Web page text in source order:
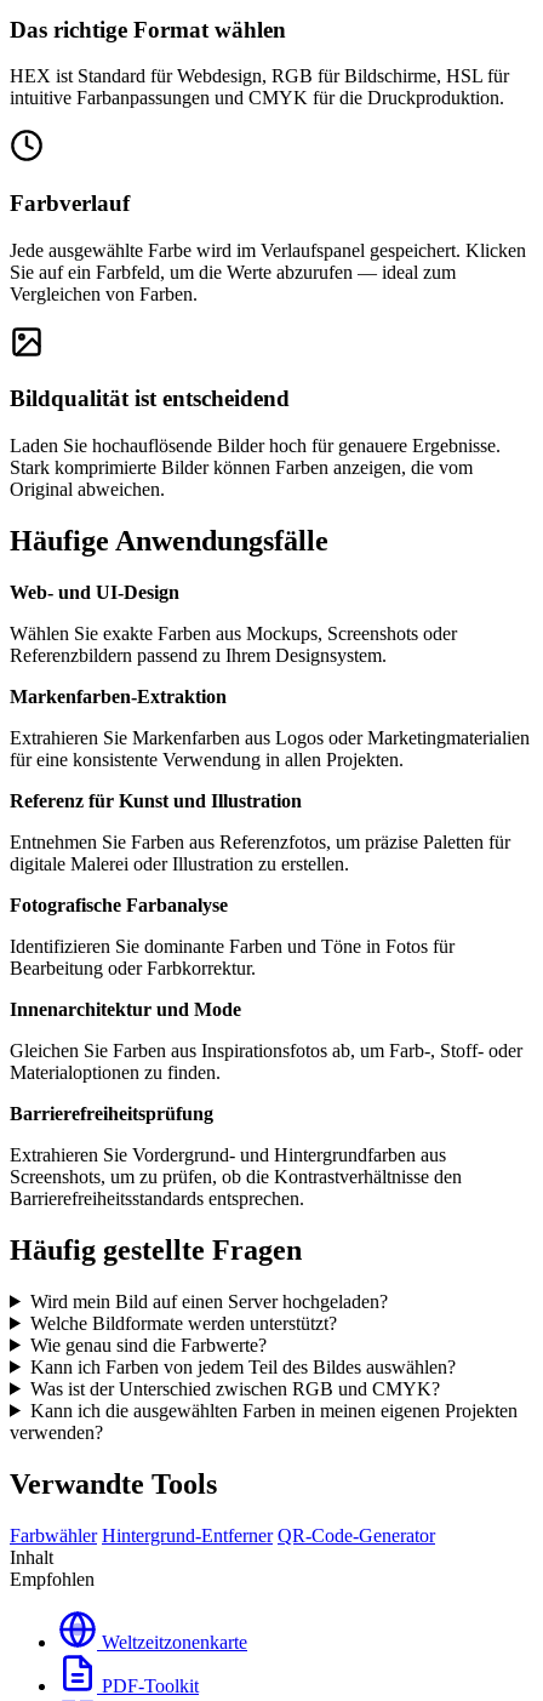
Das richtige Format wählen
HEX ist Standard für Webdesign, RGB für Bildschirme, HSL für
intuitive Farbanpassungen und CMYK für die Druckproduktion.
Farbverlauf
Jede ausgewählte Farbe wird im Verlaufspanel gespeichert. Klicken
Sie auf ein Farbfeld, um die Werte abzurufen — ideal zum
Vergleichen von Farben.
Bildqualität ist entscheidend
Laden Sie hochauflösende Bilder hoch für genauere Ergebnisse.
Stark komprimierte Bilder können Farben anzeigen, die vom
Original abweichen.
Häufige Anwendungsfälle
Web- und UI-Design
Wählen Sie exakte Farben aus Mockups, Screenshots oder
Referenzbildern passend zu Ihrem Designsystem.
Markenfarben-Extraktion
Extrahieren Sie Markenfarben aus Logos oder Marketingmaterialien
für eine konsistente Verwendung in allen Projekten.
Referenz für Kunst und Illustration
Entnehmen Sie Farben aus Referenzfotos, um präzise Paletten für
digitale Malerei oder Illustration zu erstellen.
Fotografische Farbanalyse
Identifizieren Sie dominante Farben und Töne in Fotos für
Bearbeitung oder Farbkorrektur.
Innenarchitektur und Mode
Gleichen Sie Farben aus Inspirationsfotos ab, um Farb-, Stoff- oder
Materialoptionen zu finden.
Barrierefreiheitsprüfung
Extrahieren Sie Vordergrund- und Hintergrundfarben aus
Screenshots, um zu prüfen, ob die Kontrastverhältnisse den
Barrierefreiheitsstandards entsprechen.
Häufig gestellte Fragen
Wird mein Bild auf einen Server hochgeladen?
Welche Bildformate werden unterstützt?
Wie genau sind die Farbwerte?
Kann ich Farben von jedem Teil des Bildes auswählen?
Was ist der Unterschied zwischen RGB und CMYK?
Kann ich die ausgewählten Farben in meinen eigenen Projekten
verwenden?
Verwandte Tools
Farbwähler Hintergrund-Entferner QR-Code-Generator
Inhalt
Empfohlen
Weltzeitzonenkarte
PDF-Toolkit